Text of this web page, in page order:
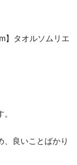
】タオルソムリエ
、良いことばかり